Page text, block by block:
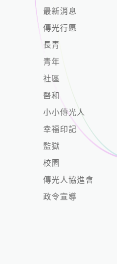
最新消息
傳光行愿
長青
青年
社區
醫和
小小傳光人
幸福印記
監獄
校園
傳光人協進會
政令宣導